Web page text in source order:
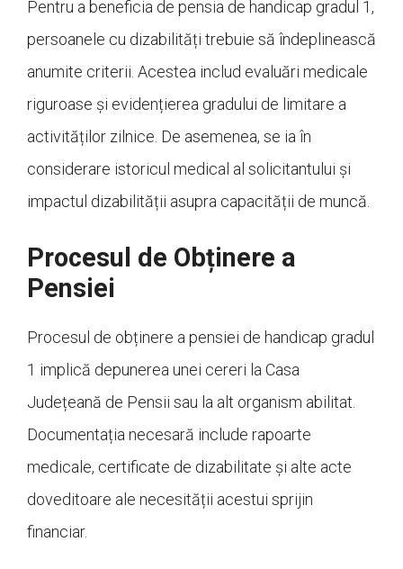
Pentru a beneficia de pensia de handicap gradul 1,
persoanele cu dizabilități trebuie să îndeplinească
anumite criterii. Acestea includ evaluări medicale
riguroase și evidențierea gradului de limitare a
activităților zilnice. De asemenea, se ia în
considerare istoricul medical al solicitantului și
impactul dizabilității asupra capacității de muncă.
Procesul de Obținere a
Pensiei
Procesul de obținere a pensiei de handicap gradul
1 implică depunerea unei cereri la Casa
Județeană de Pensii sau la alt organism abilitat.
Documentația necesară include rapoarte
medicale, certificate de dizabilitate și alte acte
doveditoare ale necesității acestui sprijin
financiar.